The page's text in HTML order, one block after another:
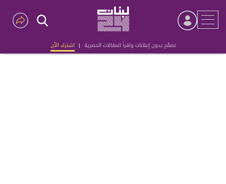
تصفّح بدون إعلانات واقرأ المقالات الحصرية | اشترك الآن
Advertisement